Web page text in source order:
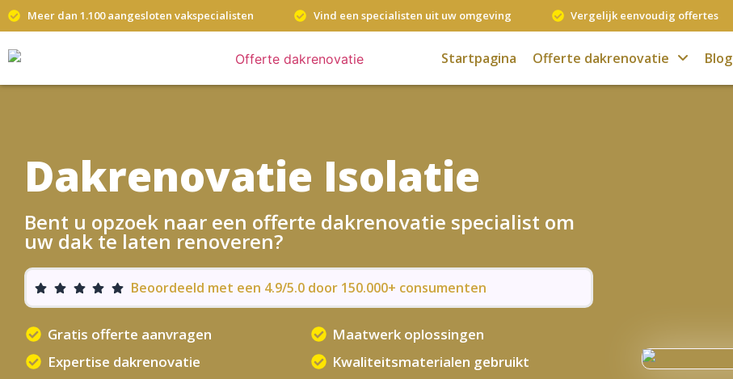
Meer dan 1.100 aangesloten vakspecialisten Vind een specialisten uit uw omgeving Vergelijk eenvoudig offertes
Startpagina Offerte dakrenovatie Blog
Dakrenovatie Isolatie
Bent u opzoek naar een offerte dakrenovatie specialist om
uw dak te laten renoveren?
Beoordeeld met een 4.9/5.0 door 150.000+ consumenten
Gratis offerte aanvragen
Expertise dakrenovatie
Maatwerk oplossingen
Kwaliteitsmaterialen gebruikt